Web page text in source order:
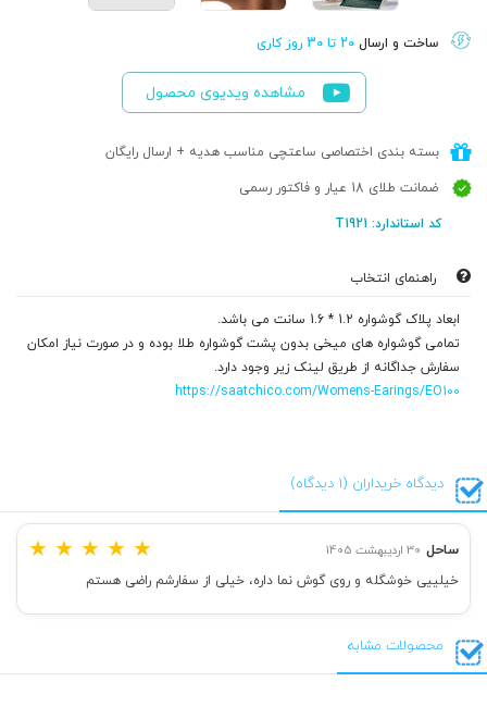
ساخت و ارسال 20 تا 30 روز کاری
مشاهده ویدیوی محصول
بسته بندی اختصاصی ساعتچی مناسب هدیه + ارسال رایگان
ضمانت طلای 18 عیار و فاکتور رسمی
کد استاندارد: T1921
راهنمای انتخاب
ابعاد پلاک گوشواره 1.2 * 1.6 سانت می باشد.
تمامی گوشواره های میخی بدون پشت گوشواره طلا بوده و در صورت نیاز امکان
سفارش جداگانه از طریق لینک زیر وجود دارد.
https://saatchico.com/Womens-Earings/EO100
دیدگاه خریداران (1 دیدگاه)
ساحل 30 اردیبهشت 1405 ★ ★ ★ ★ ★
خیلییی خوشگله و روی گوش نما داره، خیلی از سفارشم راضی هستم
محصولات مشابه